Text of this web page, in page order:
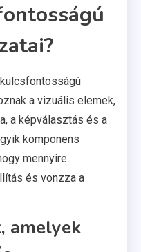
kulcsfontosságú
a vizuális elemek,
a képválasztás és a
komponens
mennyire
és vonzza a
amelyek